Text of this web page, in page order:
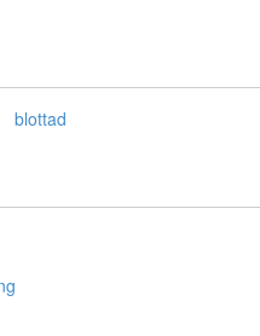
blottad